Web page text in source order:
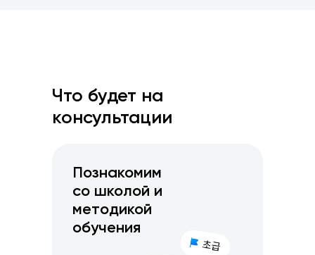
Что будет на
консультации
Познакомим
со школой и
методикой
обучения